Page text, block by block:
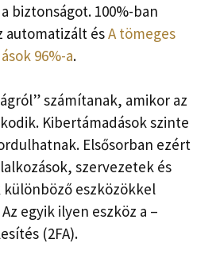
biztonságot. 100%-ban
automatizált ésA tömeges
96%-a.
számítanak, amikor az
Kibertámadások szinte
Elsősorban ezért
szervezetek és
különböző eszközökkel
egyik ilyen eszköz a –
(2FA).